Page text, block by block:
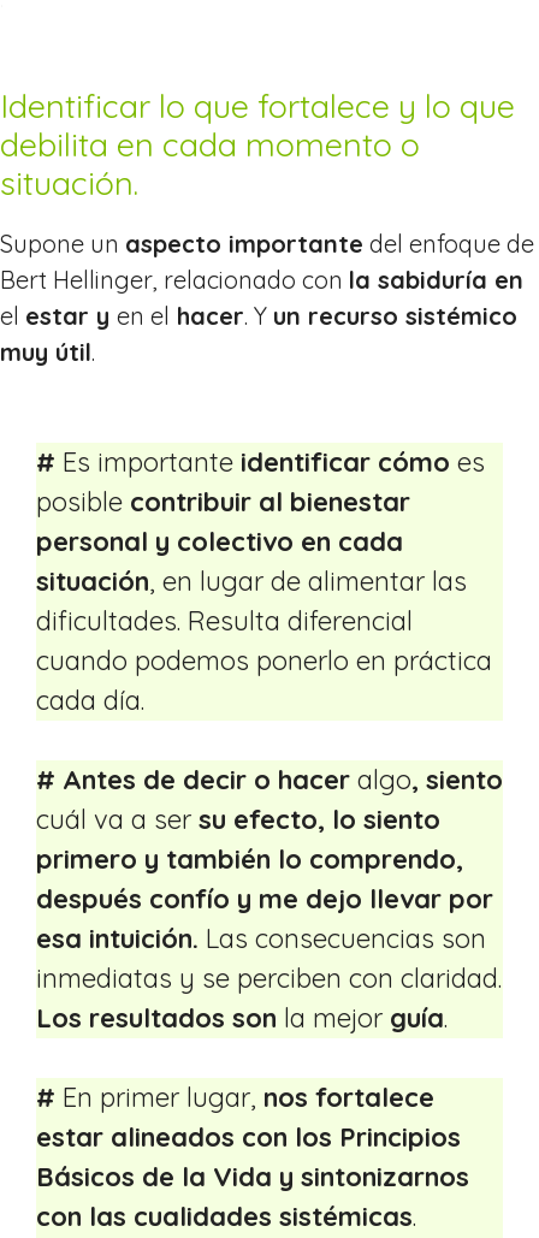
Identificar lo que fortalece y lo que
debilita en cada momento o
situación.
Supone un aspecto importante del enfoque de
Bert Hellinger, relacionado con la sabiduría en
el estar y en el hacer. Y un recurso sistémico
muy útil.
# Es importante identificar cómo es
posible contribuir al bienestar
personal y colectivo en cada
situación, en lugar de alimentar las
dificultades. Resulta diferencial
cuando podemos ponerlo en práctica
cada día.
# Antes de decir o hacer algo, siento
cuál va a ser su efecto, lo siento
primero y también lo comprendo,
después confío y me dejo llevar por
esa intuición. Las consecuencias son
inmediatas y se perciben con claridad.
Los resultados son la mejor guía.
# En primer lugar, nos fortalece
estar alineados con los Principios
Básicos de la Vida y sintonizarnos
con las cualidades sistémicas.